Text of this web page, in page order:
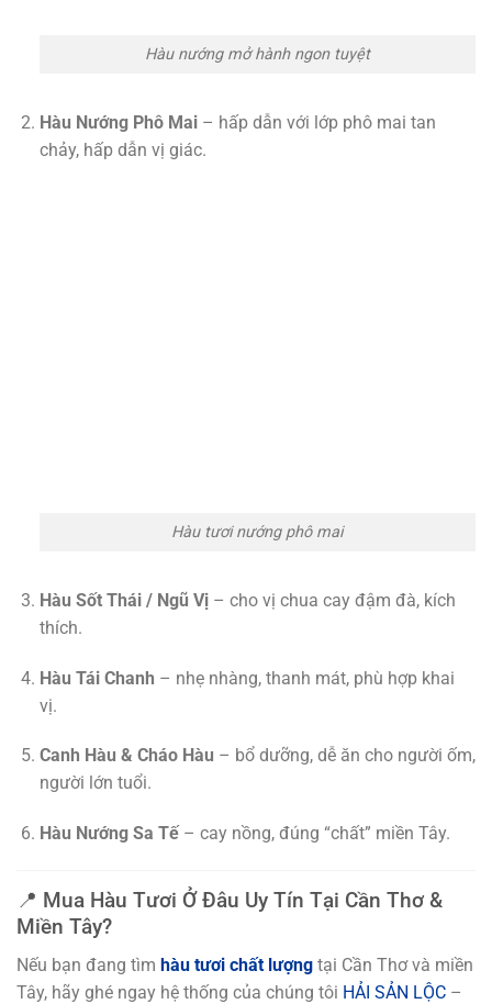
Hàu nướng mở hành ngon tuyệt
Hàu Nướng Phô Mai– hấp dẫn với lớp phô mai tan
chảy, hấp dẫn vị giác.
Hàu tươi nướng phô mai
Hàu Sốt Thái / Ngũ Vị– cho vị chua cay đậm đà, kích
thích.
Hàu Tái Chanh – nhẹ nhàng, thanh mát, phù hợp khai
vị.
Canh Hàu & Cháo Hàu – bổ dưỡng, dễ ăn cho người ốm,
người lớn tuổi.
Hàu Nướng Sa Tế– cay nồng, đúng “chất” miền Tây.
📍 Mua Hàu Tươi Ở Đâu Uy Tín Tại Cần Thơ &
Miền Tây?
Nếu bạn đang tìm hàu tươi chất lượng tại Cần Thơ và miền
Tây, hãy ghé ngay hệ thống của chúng tôi HẢI SẢN LỘC –